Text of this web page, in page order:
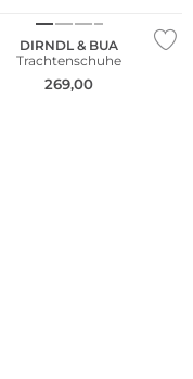
DIRNDL & BUA
Trachtenschuhe
269,00